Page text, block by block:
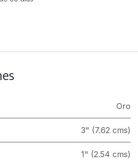
Oro
3" (7.62 cms)
1" (2.54 cms)